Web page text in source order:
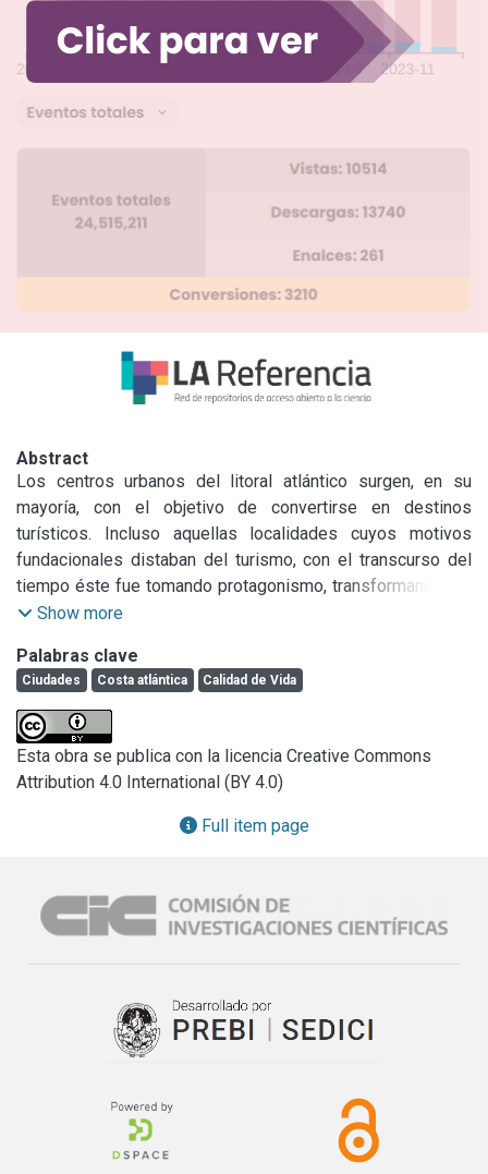
Abstract
Los centros urbanos del litoral atlántico surgen, en su
mayoría, con el objetivo de convertirse en destinos
turísticos. Incluso aquellas localidades cuyos motivos
fundacionales distaban del turismo, con el transcurso del
tiempo éste fue tomando protagonismo, transformando así
a la sociedad y su territorio.
trajeron aparejada una alta vulnerabilidad en la estructura
económica y social de muchos de estos centros. A nivel
económico, es posible reconocer como características
comunes una estructura económica basada en el
monocultivo turístico, la explotación del monoproducto “sol
y playa”, para el cual los centros urbanos juegan un rol
indispensable como proveedor de servicios, y por último
percibidas por sus residentes como problemáticas propias
de sus comunidades, que vienen de larga data y forman
caso Miramar, cuya trayectoria histórica, le reconoce una
densidad, calidad y diversidad en la conformación urbana
que, consideramos permite poner en valor a la ciudad como
estacionalidad y potenciando no solo el uso turístico sino
la apropiación del residente en los usos recreativos y las
calidades paisajísticas. Esto por un lado propicia el
Show more
Palabras clave
Ciudades Costa atlántica Calidad de Vida
Esta obra se publica con la licencia Creative Commons
Attribution 4.0 International (BY 4.0)
Full item page